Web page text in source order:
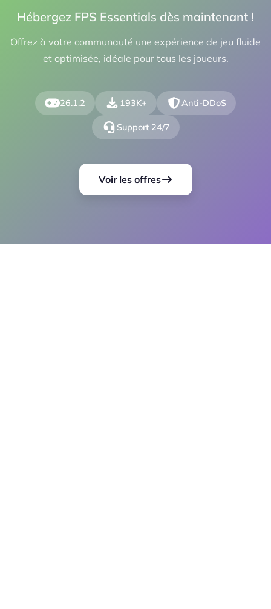
Hébergez FPS Essentials dès maintenant !
Offrez à votre communauté une expérience de jeu fluide
et optimisée, idéale pour tous les joueurs.
26.1.2 193K+ Anti-DDoS
Support 24/7
Voir les offres